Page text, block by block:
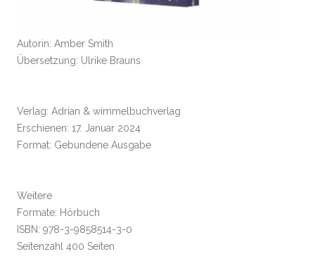
Autorin: Amber Smith
Übersetzung: Ulrike Brauns
Verlag: Adrian & wimmelbuchverlag
Erschienen: 17. Januar 2024
Format: Gebundene Ausgabe
Weitere
Formate: Hörbuch
ISBN: 978-3-9858514-3-0
Seitenzahl 400 Seiten